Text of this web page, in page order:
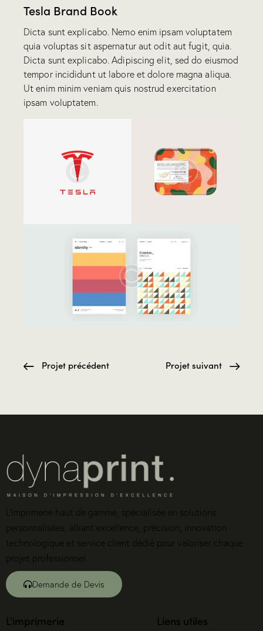
Tesla Brand Book
Dicta sunt explicabo. Nemo enim ipsam voluptatem
quia voluptas sit aspernatur aut odit aut fugit, quia.
Dicta sunt explicabo. Adipiscing elit, sed do eiusmod
tempor incididunt ut labore et dolore magna aliqua.
Ut enim minim veniam quis nostrud exercitation
ipsam voluptatem.
Projet précédent Projet suivant
L’imprimerie haut de gamme, spécialisée en solutions
personnalisées, alliant excellence, précision, innovation
technologique et service client dédié pour valoriser chaque
projet professionnel.
Demande de Devis
L'imprimerie Liens utiles